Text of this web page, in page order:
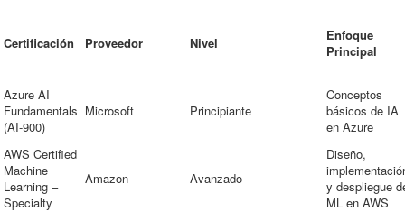
Certificación Proveedor Nivel
Enfoque
Principal
Azure AI
Fundamentals
(AI-900)
Microsoft Principiante
Conceptos
básicos de IA
en Azure
AWS Certified
Machine
Learning –
Specialty
Amazon Avanzado
Diseño,
y despliegue
ML en AWS